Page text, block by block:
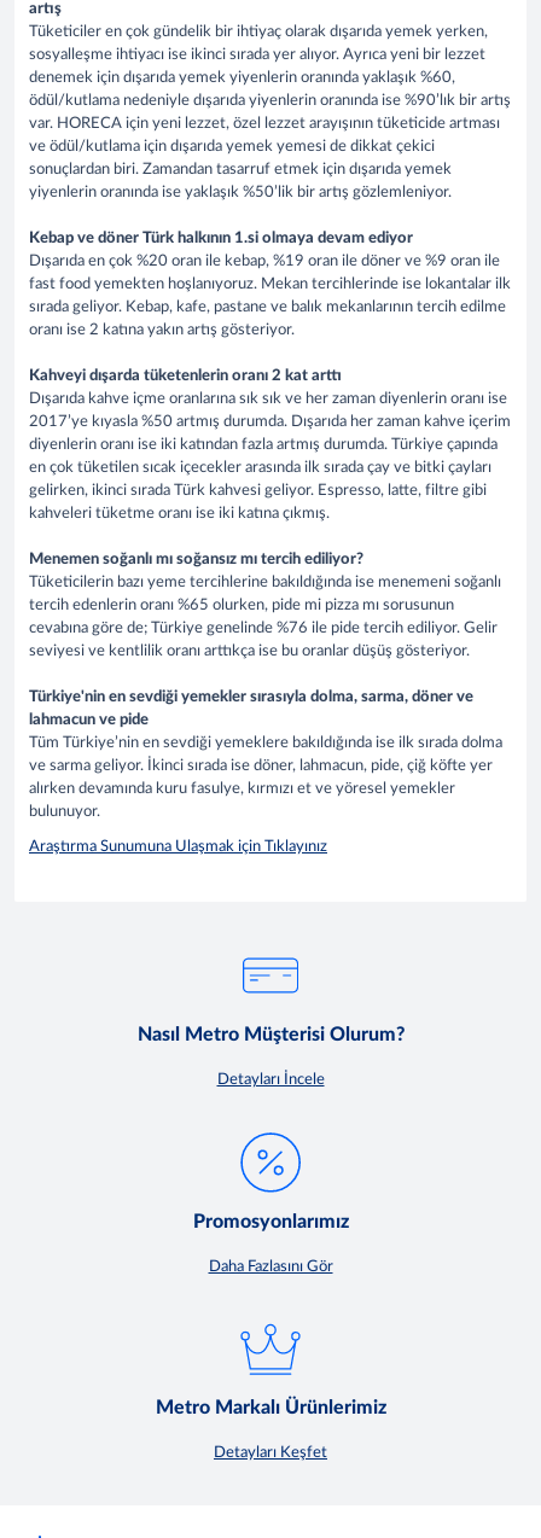
artış
Tüketiciler en çok gündelik bir ihtiyaç olarak dışarıda yemek yerken,
sosyalleşme ihtiyacı ise ikinci sırada yer alıyor. Ayrıca yeni bir lezzet
denemek için dışarıda yemek yiyenlerin oranında yaklaşık %60,
ödül/kutlama nedeniyle dışarıda yiyenlerin oranında ise %90’lık bir artış
var. HORECA için yeni lezzet, özel lezzet arayışının tüketicide artması
ve ödül/kutlama için dışarıda yemek yemesi de dikkat çekici
sonuçlardan biri. Zamandan tasarruf etmek için dışarıda yemek
yiyenlerin oranında ise yaklaşık %50’lik bir artış gözlemleniyor.
Kebap ve döner Türk halkının 1.si olmaya devam ediyor
Dışarıda en çok %20 oran ile kebap, %19 oran ile döner ve %9 oran ile
fast food yemekten hoşlanıyoruz. Mekan tercihlerinde ise lokantalar ilk
sırada geliyor. Kebap, kafe, pastane ve balık mekanlarının tercih edilme
oranı ise 2 katına yakın artış gösteriyor.
Kahveyi dışarda tüketenlerin oranı 2 kat arttı
Dışarıda kahve içme oranlarına sık sık ve her zaman diyenlerin oranı ise
2017’ye kıyasla %50 artmış durumda. Dışarıda her zaman kahve içerim
diyenlerin oranı ise iki katından fazla artmış durumda. Türkiye çapında
en çok tüketilen sıcak içecekler arasında ilk sırada çay ve bitki çayları
gelirken, ikinci sırada Türk kahvesi geliyor. Espresso, latte, filtre gibi
kahveleri tüketme oranı ise iki katına çıkmış.
Menemen soğanlı mı soğansız mı tercih ediliyor?
Tüketicilerin bazı yeme tercihlerine bakıldığında ise menemeni soğanlı
tercih edenlerin oranı %65 olurken, pide mi pizza mı sorusunun
cevabına göre de; Türkiye genelinde %76 ile pide tercih ediliyor. Gelir
seviyesi ve kentlilik oranı arttıkça ise bu oranlar düşüş gösteriyor.
Türkiye'nin en sevdiği yemekler sırasıyla dolma, sarma, döner ve
lahmacun ve pide
Tüm Türkiye’nin en sevdiği yemeklere bakıldığında ise ilk sırada dolma
ve sarma geliyor. İkinci sırada ise döner, lahmacun, pide, çiğ köfte yer
alırken devamında kuru fasulye, kırmızı et ve yöresel yemekler
bulunuyor.
Araştırma Sunumuna Ulaşmak için Tıklayınız
Nasıl Metro Müşterisi Olurum?
Detayları İncele
Promosyonlarımız
Daha Fazlasını Gör
Metro Markalı Ürünlerimiz
Detayları Keşfet